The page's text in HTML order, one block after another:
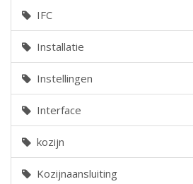
IFC
Installatie
Instellingen
Interface
kozijn
Kozijnaansluiting